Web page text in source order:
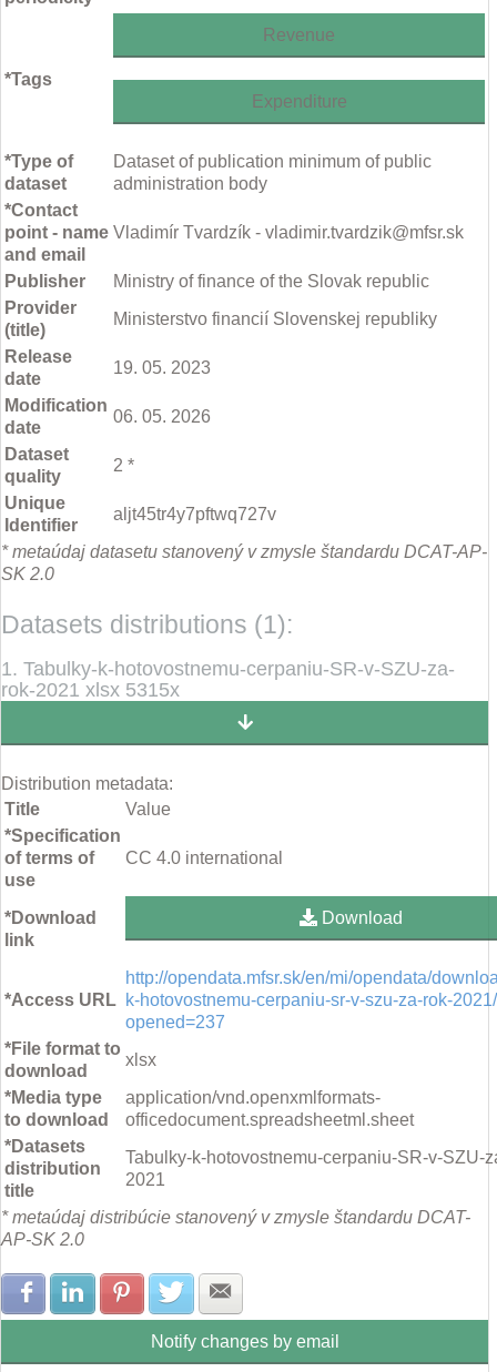
*Tags
Revenue
Expenditure
*Type of
dataset
Dataset of publication minimum of public
administration body
*Contact
point - name
and email
Vladimír Tvardzík - vladimir.tvardzik@mfsr.sk
Publisher
Ministry of finance of the Slovak republic
Provider
(title)
Ministerstvo financií Slovenskej republiky
Release
date
19. 05. 2023
Modification
date
06. 05. 2026
Dataset
quality
2 *
Unique
Identifier
aljt45tr4y7pftwq727v
* metaúdaj datasetu stanovený v zmysle štandardu DCAT-AP-
SK 2.0
Datasets distributions (1):
1. Tabulky-k-hotovostnemu-cerpaniu-SR-v-SZU-za-
rok-2021 xlsx 5315x
Distribution metadata:
Title
Value
*Specification
of terms of
use
CC 4.0 international
*Download
link
Download
*Access URL
http://opendata.mfsr.sk/en/mi/opendata/
k-hotovostnemu-cerpaniu-sr-v-szu-za-rok-
opened=237
*File format to
download
xlsx
*Media type
to download
application/vnd.openxmlformats-
officedocument.spreadsheetml.sheet
*Datasets
distribution
title
Tabulky-k-hotovostnemu-cerpaniu-SR-v-SZU-
2021
* metaúdaj distribúcie stanovený v zmysle štandardu DCAT-
AP-SK 2.0
Share with Facebook
Share with LinkedIn
Share with Pinterest
Share with Twitter
Notify changes by email